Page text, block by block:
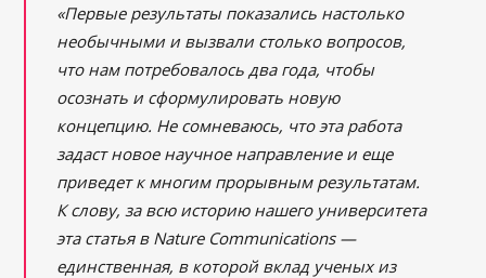
«Первые результаты показались настолько
необычными и вызвали столько вопросов,
что нам потребовалось два года, чтобы
осознать и сформулировать новую
концепцию. Не сомневаюсь, что эта работа
задаст новое научное направление и еще
приведет к многим прорывным результатам.
К слову, за всю историю нашего университета
эта статья в Nature Communications —
единственная, в которой вклад ученых из